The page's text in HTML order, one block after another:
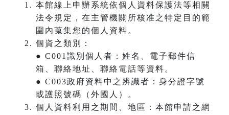
本館線上申辦系統依個人資料保護法等相關
法令規定，在主管機關所核准之特定目的範
圍內蒐集您的個人資料。
個資之類別：
● C001識別個人者：姓名、電子郵件信
箱、聯絡地址、聯絡電話等資料。
● C003政府資料中之辨識者：身分證字號
或護照號碼（外國人）。
個人資料利用之期間、地區：本館申請之網